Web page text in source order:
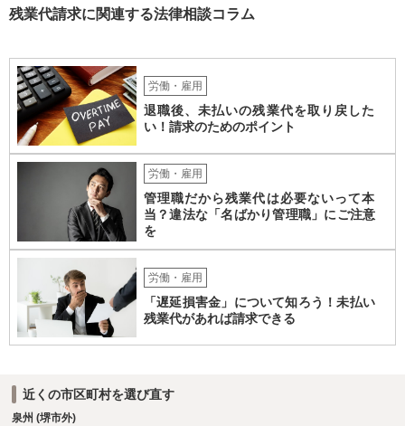
合、そもそも、労働基準監督署長の認定を要するため、申請•認定に相
働基準監督署へ申告なされているとのことですが、労働基準監督署が
行うのは、原則として、会社への指導や是正勧告のため、未払い賃金
の支払いを会社に強制する措置までは行うことができないという実情
があります。 そのため、退職の意思を既に会社に表明しているのであ
れば、未払賃金の支払を求める労働審判や労働訴訟などの方法に切り
替えることを検討された方が適切なように思います（とろうとされて
いる主題と会社の実態とがマッチしていないように思われます）。 一
度、雇用契約書や就業規則などを持参の上、弁護士に直接相談されて
みてはいかがでしょうか。
残業代請求に関連する法律相談コラム
労働・雇用
退職後、未払いの残業代を取り戻した
い！請求のためのポイント
労働・雇用
管理職だから残業代は必要ないって本
当？違法な「名ばかり管理職」にご注意
を
労働・雇用
「遅延損害金」について知ろう！未払い
残業代があれば請求できる
近くの市区町村を選び直す
泉州 (堺市外)